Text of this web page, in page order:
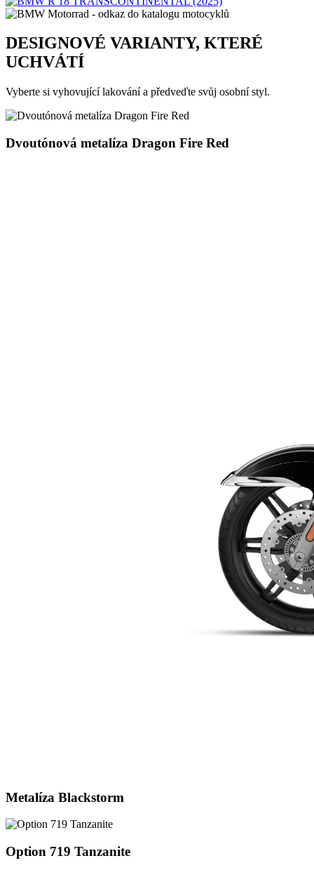
DESIGNOVÉ VARIANTY, KTERÉ
UCHVÁTÍ
Vyberte si vyhovující lakování a předveďte svůj osobní styl.
Dvoutónová metalíza Dragon Fire Red
Metalíza Blackstorm
Option 719 Tanzanite